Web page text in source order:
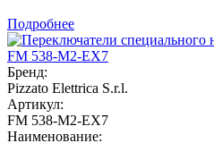
Подробнее
Бренд:
Pizzato Elettrica S.r.l.
Артикул:
FM 538-M2-EX7
Наименование: